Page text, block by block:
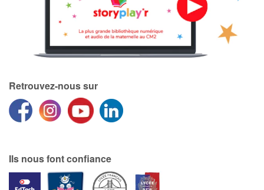
Quotidien et loisirs
Amour et amitié
Sujets de société
Formats et illustrations
Retrouvez-nous sur
Ils nous font confiance